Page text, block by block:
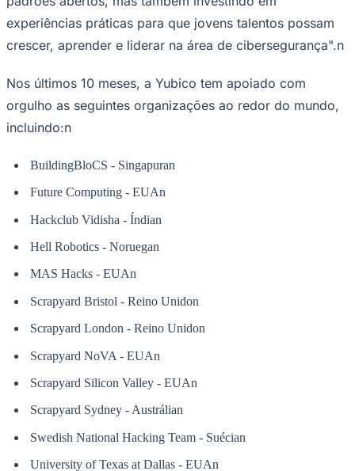
Juventude
crescer, aprender e liderar na área de cibersegurança".n
Nos últimos 10 meses, a Yubico tem apoiado com
incluindo:n
BuildingBloCS - Singapuran
Hell Robotics - Noruegan
Swedish National Hacking Team - Suécian
n"Os hackathons oferecem aos estudantes a